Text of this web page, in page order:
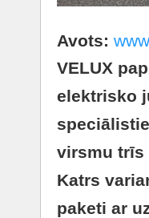
Avots:
VELUX
elektrisko
virsmu trīs
Katrs
paketi ar